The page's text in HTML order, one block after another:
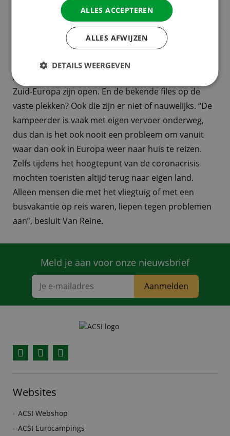
Italiaans ijsje bij de ijssalon of een authentieke
espresso op het terras.”
Grenzen zijn open, geen files
Ook over de reis zelf hoeven Nederlandse toeristen
zich geen zorgen te maken. De grenzen van en naar
Zuid-Europa zijn open. En de bekende files op de
vaste plekken? Ook die zijn er niet of nauwelijks. “De
kampeerder is vaak met eigen vervoer onderweg,
dus dan is het ook nooit een probleem om vanuit
waar dan ook in Europa weer naar huis te reizen.
Zelfs tijdens het hoogtepunt van de coronacrisis
mochten toeristen altijd terug naar eigen land.
Alleen mensen die met het vliegtuig of met een
busvakantie op reis waren, liepen tegen problemen
aan”, besluit Van Reine.
Meld je aan voor onze nieuwsbrief
Aanmelden
Websites
ACSI Webshop
ACSI Eurocampings
ALLES ACCEPTEREN
ALLES AFWIJZEN
DETAILS WEERGEVEN